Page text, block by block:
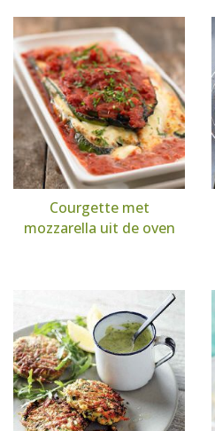
Courgette met
mozzarella uit de oven